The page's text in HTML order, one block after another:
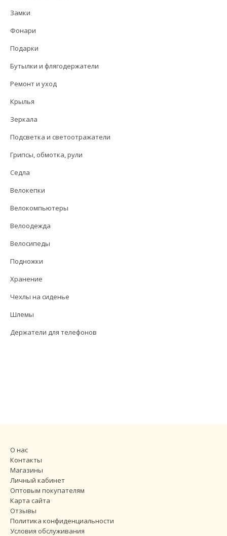
Замки
Фонари
Подарки
Бутылки и флягодержатели
Ремонт и уход
Крылья
Зеркала
Подсветка и светоотражатели
Грипсы, обмотка, рули
Седла
Велокепки
Велокомпьютеры
Велоодежда
Велосипеды
Подножки
Хранение
Чехлы на сиденье
Шлемы
Держатели для телефонов
О нас
Контакты
Магазины
Личный кабинет
Оптовым покупателям
Карта сайта
Отзывы
Политика конфиденциальности
Условия обслуживания